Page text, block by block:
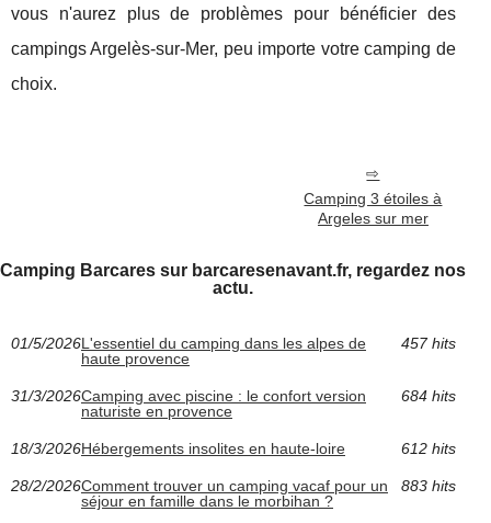
vous n'aurez plus de problèmes pour bénéficier des
campings Argelès-sur-Mer, peu importe votre camping de
choix.
Camping 3 étoiles à
Argeles sur mer
Camping Barcares sur barcaresenavant.fr, regardez nos
actu.
01/5/2026L'essentiel du camping dans les alpes de
haute provence
457 hits
31/3/2026Camping avec piscine : le confort version
naturiste en provence
684 hits
18/3/2026Hébergements insolites en haute-loire 612 hits
28/2/2026Comment trouver un camping vacaf pour un
séjour en famille dans le morbihan ?
883 hits